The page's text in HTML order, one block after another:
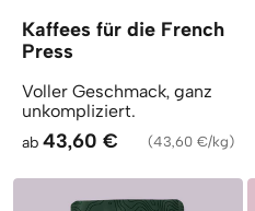
Kaffees für die French
Press
Voller Geschmack, ganz
unkompliziert.
ab 43,60 € (43,60 €/kg)